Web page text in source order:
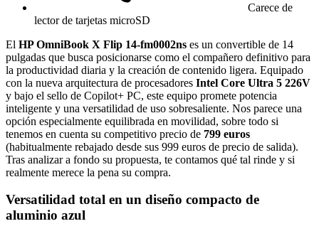
Carece de
lector de tarjetas microSD
El HP OmniBook X Flip 14-fm0002ns es un convertible de 14
pulgadas que busca posicionarse como el compañero definitivo para
la productividad diaria y la creación de contenido ligera. Equipado
con la nueva arquitectura de procesadores Intel Core Ultra 5 226V
y bajo el sello de Copilot+ PC, este equipo promete potencia
inteligente y una versatilidad de uso sobresaliente. Nos parece una
opción especialmente equilibrada en movilidad, sobre todo si
tenemos en cuenta su competitivo precio de 799 euros
(habitualmente rebajado desde sus 999 euros de precio de salida).
Tras analizar a fondo su propuesta, te contamos qué tal rinde y si
realmente merece la pena su compra.
Versatilidad total en un diseño compacto de
aluminio azul